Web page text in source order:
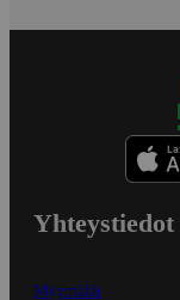
Yhteystiedot
Myymälät